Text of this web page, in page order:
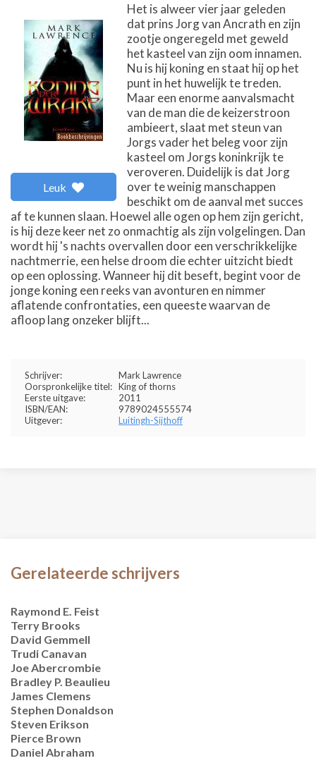
Leuk
Het is alweer vier jaar geleden
dat prins Jorg van Ancrath en zijn
zootje ongeregeld met geweld
het kasteel van zijn oom innamen.
Nu is hij koning en staat hij op het
punt in het huwelijk te treden.
Maar een enorme aanvalsmacht
van de man die de keizerstroon
ambieert, slaat met steun van
Jorgs vader het beleg voor zijn
kasteel om Jorgs koninkrijk te
veroveren. Duidelijk is dat Jorg
over te weinig manschappen
beschikt om de aanval met succes
af te kunnen slaan. Hoewel alle ogen op hem zijn gericht,
is hij deze keer net zo onmachtig als zijn volgelingen. Dan
wordt hij 's nachts overvallen door een verschrikkelijke
nachtmerrie, een helse droom die echter uitzicht biedt
op een oplossing. Wanneer hij dit beseft, begint voor de
jonge koning een reeks van avonturen en nimmer
aflatende confrontaties, een queeste waarvan de
afloop lang onzeker blijft...
Schrijver:
Mark Lawrence
Oorspronkelijke titel: King of thorns
Eerste uitgave:
2011
ISBN/EAN:
9789024555574
Uitgever:
Luitingh-Sijthoff
Gerelateerde schrijvers
Raymond E. Feist
Terry Brooks
David Gemmell
Trudi Canavan
Joe Abercrombie
Bradley P. Beaulieu
James Clemens
Stephen Donaldson
Steven Erikson
Pierce Brown
Daniel Abraham